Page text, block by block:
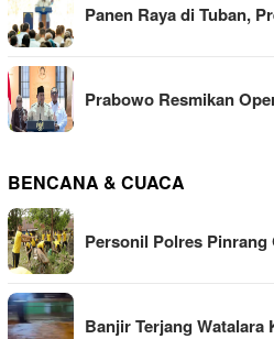
Panen Raya di Tuban,
Prabowo Resmikan
BENCANA & CUACA
Personil Polres
Banjir Terjang